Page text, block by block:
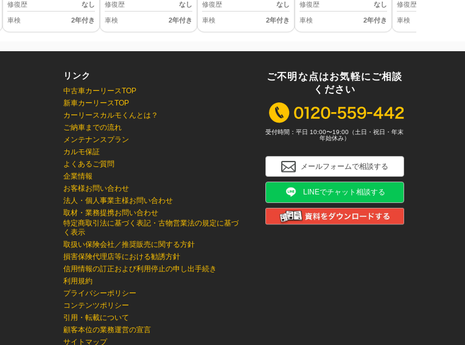
修復歴 なし
車検 2年付き
修復歴 なし
車検 2年付き
修復歴 なし
車検 2年付き
修復歴 なし
車検 2年付き
修復歴
車検
リンク
中古車カーリースTOP
新車カーリースTOP
カーリースカルモくんとは？
ご納車までの流れ
メンテナンスプラン
カルモ保証
よくあるご質問
企業情報
お客様お問い合わせ
法人・個人事業主様お問い合わせ
取材・業務提携お問い合わせ
特定商取引法に基づく表記・古物営業法の規定に基づ
く表示
取扱い保険会社／推奨販売に関する方針
損害保険代理店等における勧誘方針
信用情報の訂正および利用停止の申し出手続き
利用規約
プライバシーポリシー
コンテンツポリシー
引用・転載について
顧客本位の業務運営の宣言
サイトマップ
ご不明な点はお気軽にご相談
ください
受付時間：平日 10:00〜19:00（土日・祝日・年末
年始休み）
メールフォームで相談する
LINEでチャット相談する